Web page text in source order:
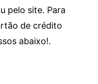
pelo site. Para
de crédito
abaixo!.